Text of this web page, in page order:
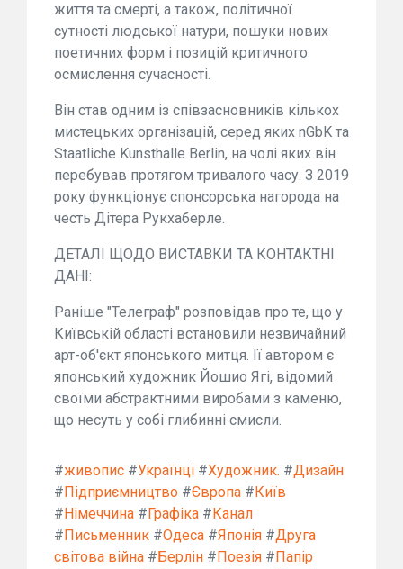
життя та смерті, а також, політичної
сутності людської натури, пошуки нових
поетичних форм і позицій критичного
осмислення сучасності.
Він став одним із співзасновників кількох
мистецьких організацій, серед яких nGbK та
Staatliche Kunsthalle Berlin, на чолі яких він
перебував протягом тривалого часу. З 2019
року функціонує спонсорська нагорода на
честь Дітера Рукхаберле.
ДЕТАЛІ ЩОДО ВИСТАВКИ ТА КОНТАКТНІ
ДАНІ:
Раніше "Телеграф" розповідав про те, що у
Київській області встановили незвичайний
арт-об'єкт японського митця. Її автором є
японський художник Йошио Ягі, відомий
своїми абстрактними виробами з каменю,
що несуть у собі глибинні смисли.
#живопис #Українці #Художник. #Дизайн
# Підприємництво #Європа # Київ
# Німеччина # Графіка # Канал
# Письменник #Одеса #Японія #Друга
світова війна # Берлін # Поезія # Папір